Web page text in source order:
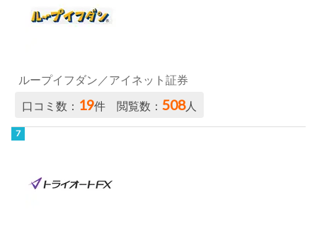
ループイフダン／アイネット証券
口コミ数： 19件 閲覧数：508人